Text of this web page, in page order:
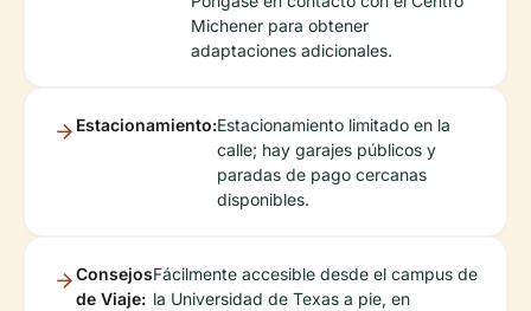
Michener para obtener
adaptaciones adicionales.
Estacionamiento:Estacionamiento limitado en la
calle; hay garajes públicos y
paradas de pago cercanas
disponibles.
Consejos
de Viaje:
Fácilmente accesible desde el campus de
la Universidad de Texas a pie, en